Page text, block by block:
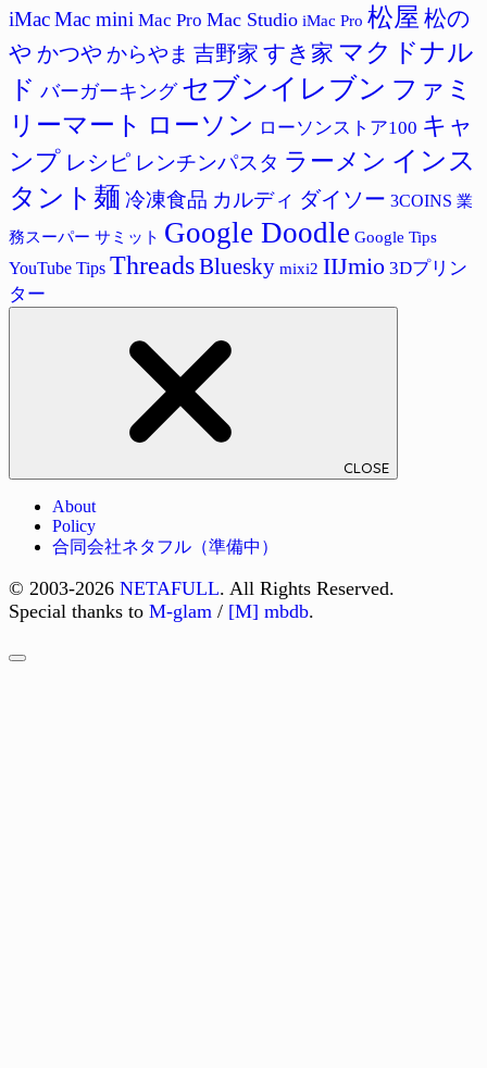
iMacMac mini Mac Pro Mac Studio iMac Pro 松屋 松の
や かつや からやま 吉野家 すき家 マクドナル
ド バーガーキング セブンイレブン ファミ
リーマート ローソン ローソンストア100 キャ
ンプ レシピ レンチンパスタ ラーメン インス
タント麺 冷凍食品 カルディ ダイソー 3COINS 業
務スーパー サミット Google Doodle Google Tips
YouTube Tips ThreadsBluesky mixi2 IIJmio 3Dプリン
ター
CLOSE
About
Policy
合同会社ネタフル（準備中）
© 2003-2026 NETAFULL. All Rights Reserved.
Special thanks to M-glam / [M] mbdb.